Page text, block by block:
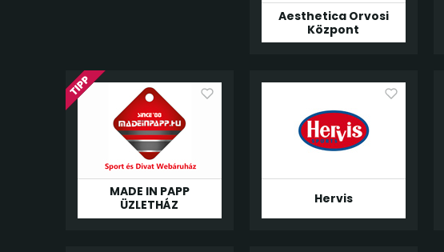
Aesthetica Orvosi
Központ
MADE IN PAPP
ÜZLETHÁZ
Hervis